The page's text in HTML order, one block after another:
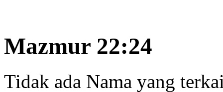
Mazmur 22:24
Tidak ada Nama yang